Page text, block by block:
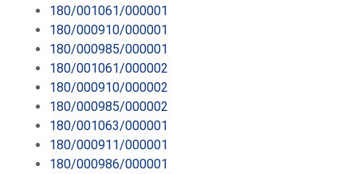
180/001061/000001
180/000910/000001
180/000985/000001
180/001061/000002
180/000910/000002
180/000985/000002
180/001063/000001
180/000911/000001
180/000986/000001